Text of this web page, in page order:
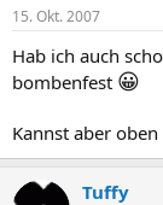
15. Okt. 2007
Hab ich auch
bombenfest 😀
Kannst aber
Tuffy